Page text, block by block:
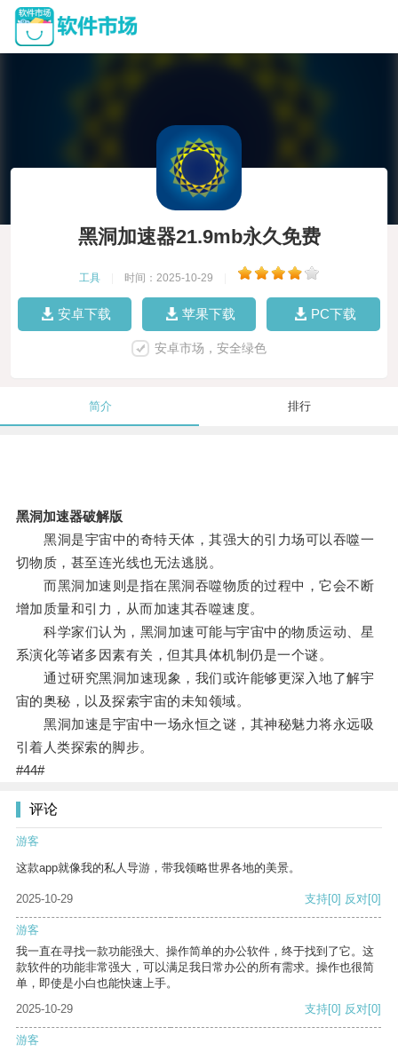
黑洞加速器21.9mb永久免费
工具 时间：2025-10-29
安卓下载 苹果下载 PC下载
安卓市场，安全绿色
简介 排行
黑洞加速器破解版
黑洞是宇宙中的奇特天体，其强大的引力场可以吞噬一
切物质，甚至连光线也无法逃脱。
而黑洞加速则是指在黑洞吞噬物质的过程中，它会不断
增加质量和引力，从而加速其吞噬速度。
科学家们认为，黑洞加速可能与宇宙中的物质运动、星
系演化等诸多因素有关，但其具体机制仍是一个谜。
通过研究黑洞加速现象，我们或许能够更深入地了解宇
宙的奥秘，以及探索宇宙的未知领域。
黑洞加速是宇宙中一场永恒之谜，其神秘魅力将永远吸
引着人类探索的脚步。
#44#
评论
游客
这款app就像我的私人导游，带我领略世界各地的美景。
2025-10-29 支持[0] 反对[0]
游客
我一直在寻找一款功能强大、操作简单的办公软件，终于找到了它。这
款软件的功能非常强大，可以满足我日常办公的所有需求。操作也很简
单，即使是小白也能快速上手。
2025-10-29
支持[0] 反对[0]
游客